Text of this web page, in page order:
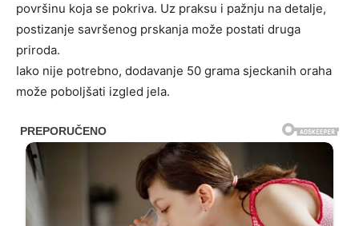
površinu koja se pokriva. Uz praksu i pažnju na detalje,
postizanje savršenog prskanja može postati druga
priroda.
Iako nije potrebno, dodavanje 50 grama sjeckanih oraha
može poboljšati izgled jela.